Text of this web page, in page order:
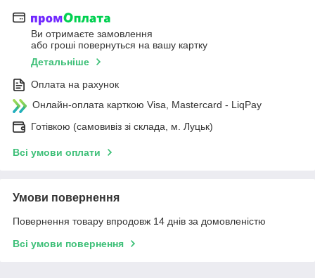
Ви отримаєте замовлення
або гроші повернуться на вашу картку
Детальніше
Оплата на рахунок
Онлайн-оплата карткою Visa, Mastercard - LiqPay
Готівкою (самовивіз зі склада, м. Луцьк)
Всі умови оплати
Умови повернення
Повернення товару впродовж 14 днів за домовленістю
Всі умови повернення